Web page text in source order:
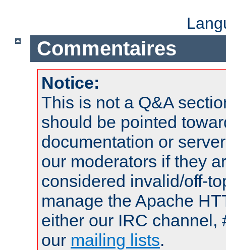
Commentaires
Notice:
This is not a Q&A
should be pointed
documentation or
our moderators if they
considered invalid/off-
manage the Apache
either our IRC channel,
our mailing lists.